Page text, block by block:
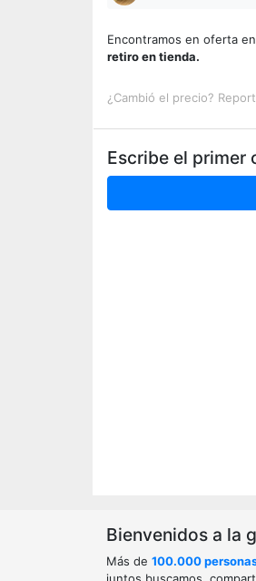
Encontramos en oferta
retiro en tienda.
¿Cambió el precio?
Escribe el primer
Bienvenidos a la
Más de 100.000